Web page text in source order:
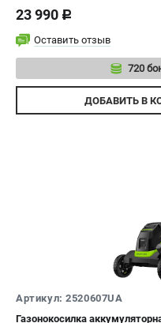
23 990 c
Оставить отзыв
720
ДОБАВИТЬ В
Артикул: 2520607UA
Газонокосилка